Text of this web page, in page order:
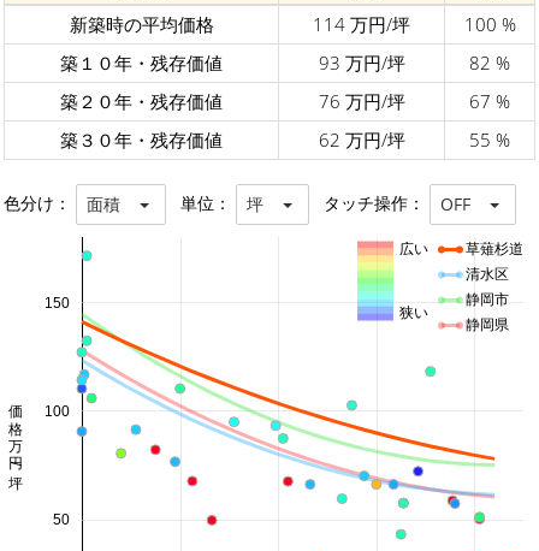
新築時の平均価格
114 万円/坪
100 %
築１０年・残存価値
93 万円/坪
82 %
築２０年・残存価値
76 万円/坪
67 %
築３０年・残存価値
62 万円/坪 55 %
色分け： 面積 単位： 坪 タッチ操作： OFF
50
100
150
価格 万円/坪
草薙杉道
清水区
静岡市
静岡県
広い
狭い